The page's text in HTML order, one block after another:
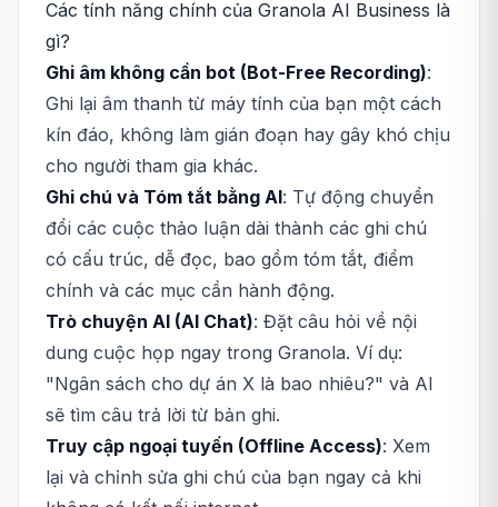
Các tính năng chính của Granola AI Business là
gì?
Ghi âm không cần bot (Bot-Free Recording):
Ghi lại âm thanh từ máy tính của bạn một cách
kín đáo, không làm gián đoạn hay gây khó chịu
cho người tham gia khác.
Ghi chú và Tóm tắt bằng AI: Tự động chuyển
đổi các cuộc thảo luận dài thành các ghi chú
có cấu trúc, dễ đọc, bao gồm tóm tắt, điểm
chính và các mục cần hành động.
Trò chuyện AI (AI Chat): Đặt câu hỏi về nội
dung cuộc họp ngay trong Granola. Ví dụ:
"Ngân sách cho dự án X là bao nhiêu?" và AI
sẽ tìm câu trả lời từ bản ghi.
Truy cập ngoại tuyến (Offline Access): Xem
lại và chỉnh sửa ghi chú của bạn ngay cả khi